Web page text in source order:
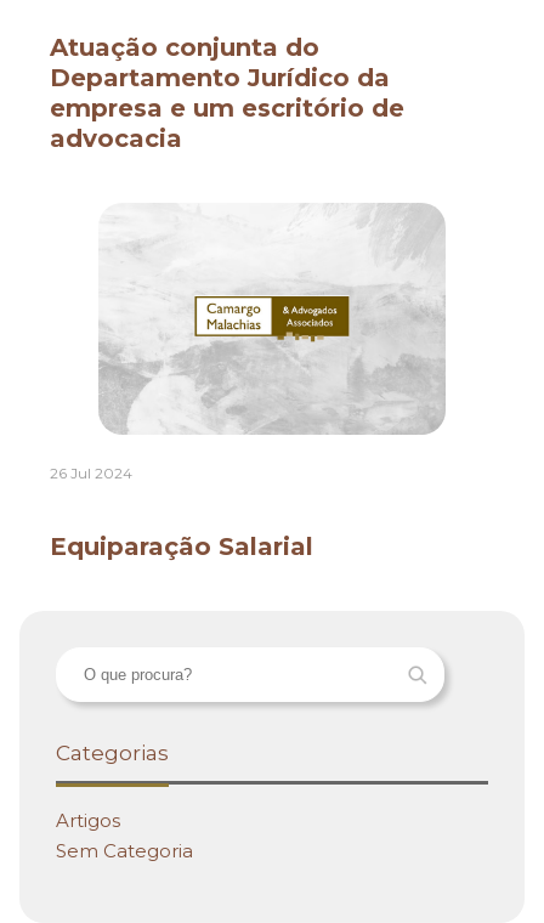
Atuação conjunta do
Departamento Jurídico da
empresa e um escritório de
advocacia
26 Jul 2024
Equiparação Salarial
Categorias
Artigos
Sem Categoria